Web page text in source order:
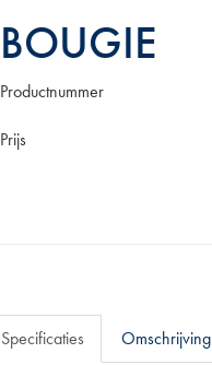
BOUGIE
Productnummer
Prijs
Specificaties Omschrijving